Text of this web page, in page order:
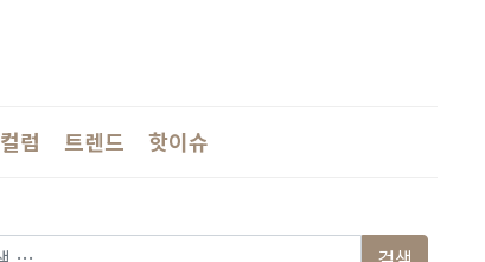
컬럼 트렌드 핫이슈